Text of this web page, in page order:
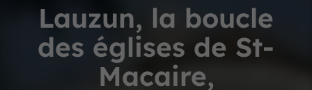
Lauzun, la boucle
des églises de St-
Macaire,